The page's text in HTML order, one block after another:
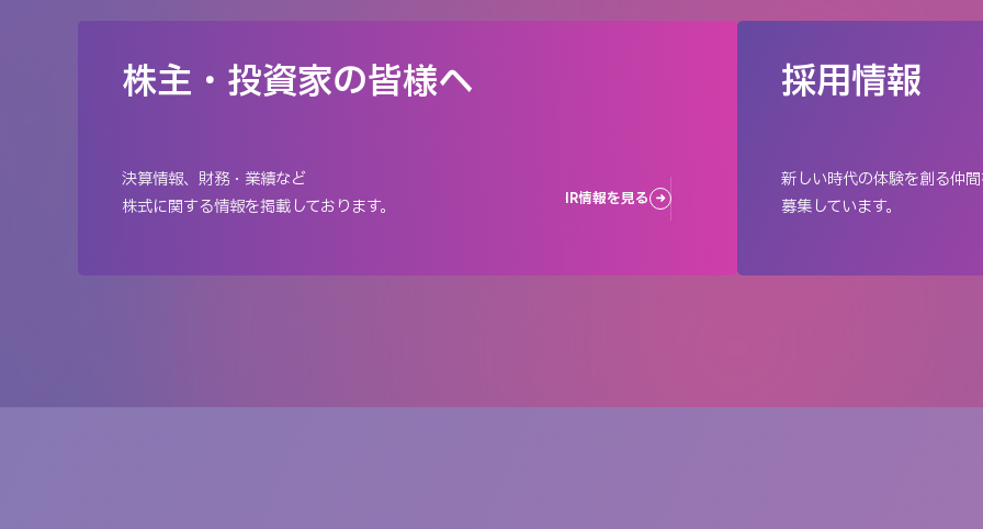
株主・投資家の皆様へ
決算情報、財務・業績など
株式に関する情報を掲載しております。
IR情報を見る
採用情報
新しい時代の体験を創る仲
募集しています。